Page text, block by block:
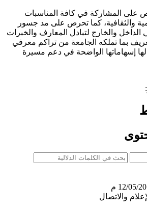
على المشاركة في كافة المناسبات
والثقافية، كما تحرص على مد جسور
الداخل والخارج لتبادل المعارف والخبرات
بما تملكه الجامعة من تراكم معرفي
إسهاماتها الواضحة في دعم مسيرة
2014 م
والاتصال